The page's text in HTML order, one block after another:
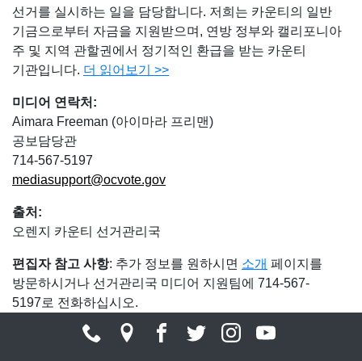
선거를 실시하는 일을 담당합니다. 저희는 카운티의 일반
기금으로부터 자금을 지원받으며, 연방 정부와 캘리포니아
주 및 지역 관할권에서 정기적인 환급을 받는 카운티
기관입니다. 더 읽어보기 >>
미디어 연락처 :
Aimara Freeman (아이마라 프리맨)
공보담당관
714-567-5197
mediasupport@ocvote.gov
출처 :
오렌지 카운티 선거관리국
편집자 참고 사항: 추가 정보를 원하시면 소개 페이지를
방문하시거나 선거관리국 미디어 지원팀에 714-567-
5197로 전화하십시오.